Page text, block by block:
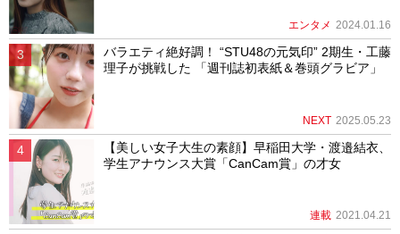
エンタメ 2024.01.16
バラエティ絶好調！ “STU48の元気印” 2期生・工藤
理子が挑戦した 「週刊誌初表紙＆巻頭グラビア」
NEXT 2025.05.23
【美しい女子大生の素顔】早稲田大学・渡邉結衣、
学生アナウンス大賞「CanCam賞」の才女
連載 2021.04.21